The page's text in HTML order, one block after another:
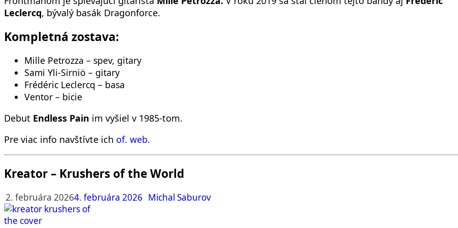
Leclercq, bývalý basák Dragonforce.
Kompletná zostava:
Mille Petrozza – spev, gitary
Sami Yli-Sirniö – gitary
Frédéric Leclercq – basa
Ventor – bicie
Debut Endless Pain im vyšiel v 1985-tom.
Pre viac info navštívte ich of. web.
Kreator – Krushers of the World
2. februára 20264. februára 2026 Michal Saburov